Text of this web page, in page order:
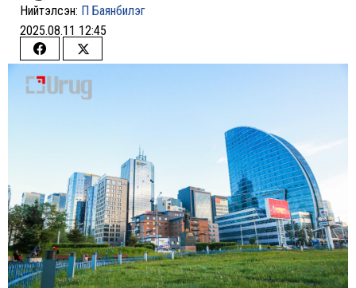
Нийтэлсэн: П Баянбилэг
2025.08.11 12:45
Share
on
Share
on